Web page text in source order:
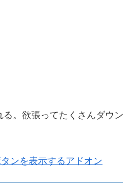
。欲張ってたくさんダウ
ンを表示するアドオン